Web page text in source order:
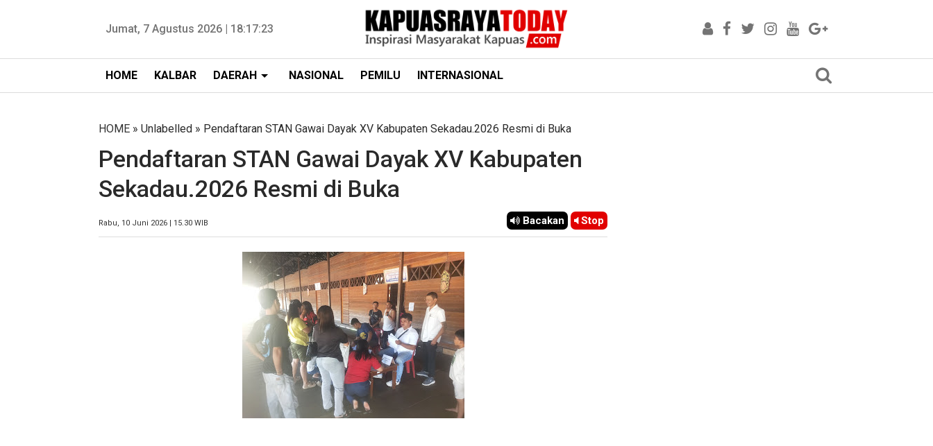
Jumat, 7 Agustus 2026 | 18:17:24
HOME KALBAR DAERAH NASIONAL PEMILU INTERNASIONAL
HOME » Unlabelled » Pendaftaran STAN Gawai Dayak XV Kabupaten Sekadau.2026 Resmi di Buka
Pendaftaran STAN Gawai Dayak XV Kabupaten
Sekadau.2026 Resmi di Buka
Rabu, 10 Juni 2026 | 15.30 WIB Bacakan Stop